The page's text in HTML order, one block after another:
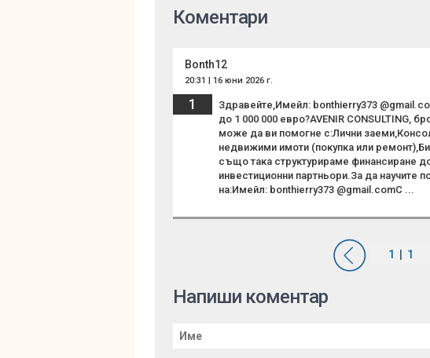
Коментари
Bonth12
20:31 | 16 юни 2026 г.
1
Здравейте,Имейл: bonthierry373
до 1 000 000 евро?AVENIR CONSULTING,
може да ви помогне с:Лични
недвижими имоти (покупка или
също така структурираме финансиране
инвестиционни партньори.За да научите
на:Имейл: bonthierry373 @gmail.comС ...
Напиши коментар